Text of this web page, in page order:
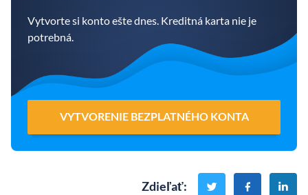
Vytvorte si konto ešte dnes. Kreditná karta nie je
potrebná.
VYTVORENIE BEZPLATNÉHO KONTA
Zdieľať: